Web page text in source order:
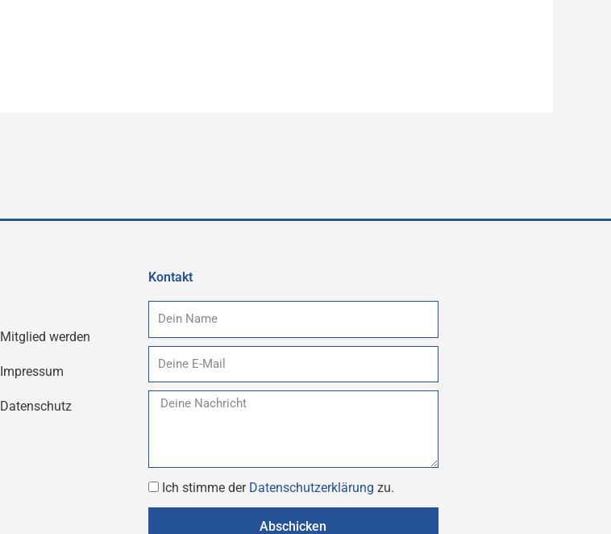
Mitglied werden
Impressum
Datenschutz
Kontakt
Name
Mail
Nachricht
Datenschutz
Ich stimme der Datenschutzerklärung zu.
Abschicken